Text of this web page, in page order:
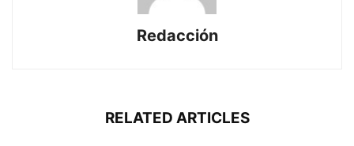
Redacción
RELATED ARTICLES